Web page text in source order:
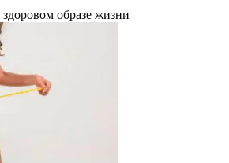
образе жизни